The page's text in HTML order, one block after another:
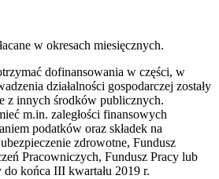
w okresach miesięcznych.
dofinansowania w części, w
działalności gospodarczej zostały
z innych środków publicznych.
m.in. zaległości finansowych
podatków oraz składek na
zdrowotne, Fundusz
Pracowniczych, Fundusz Pracy lub
końca III kwartału 2019 r.